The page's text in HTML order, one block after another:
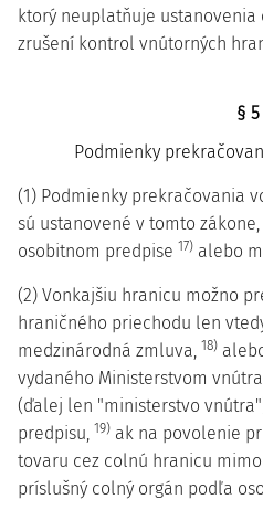
ktorý neuplatňuje ustanovenia
zrušení kontrol vnútorných
§ 5
Podmienky
(1) Podmienky prekračovania
sú ustanovené v tomto
osobitnom predpise 17) alebo
(2) Vonkajšiu hranicu možno
hraničného priechodu len
medzinárodná zmluva, 18)
vydaného Ministerstvom
(ďalej len "ministerstvo
predpisu, 19) ak na povolenie
tovaru cez colnú hranicu
príslušný colný orgán podľa